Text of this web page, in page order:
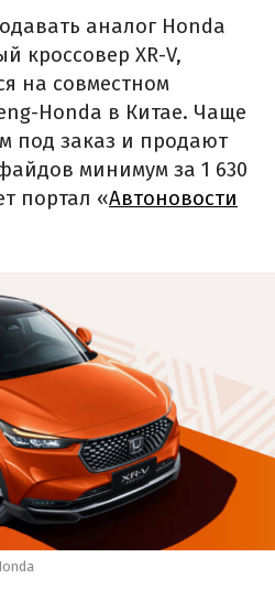
аналог Honda
кроссовер XR-V,
на совместном
Honda в Китае. Чаще
под заказ и продают
минимум за 1 630
портал «Автоновости